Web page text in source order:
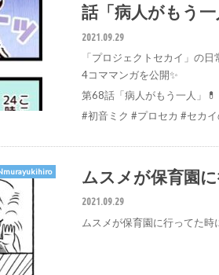
話「病人がもう
2021.09.29
「プロジェクトセカイ」の日
4コママンガを公開✨
第68話「病人がもう一人」💊
#初音ミク #プロセカ #セカ
ムスメが保育園
2021.09.29
ムスメが保育園に行ってた